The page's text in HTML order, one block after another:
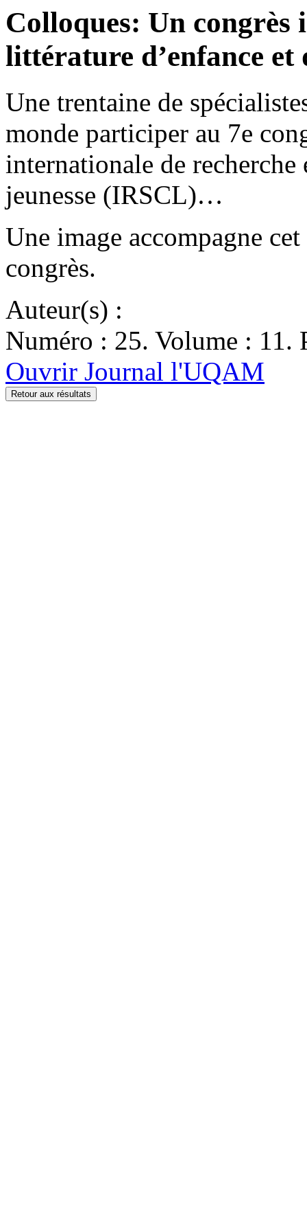
Colloques: Un
littérature d’enfance et
Une trentaine de
monde participer au 7e
internationale de recherche
jeunesse (IRSCL)…
Une image accompagne
congrès.
Auteur(s) :
Numéro : 25. Volume : 11.
Ouvrir Journal l'UQAM
Retour aux résultats